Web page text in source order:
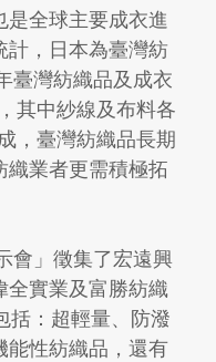
是全球主要成衣進
計，日本為臺灣紡
臺灣紡織品及成衣
其中紗線及布料各
，臺灣紡織品長期
織業者更需積極拓
會」徵集了宏遠興
全實業及富勝紡織
括：超輕量、防潑
能性紡織品，還有